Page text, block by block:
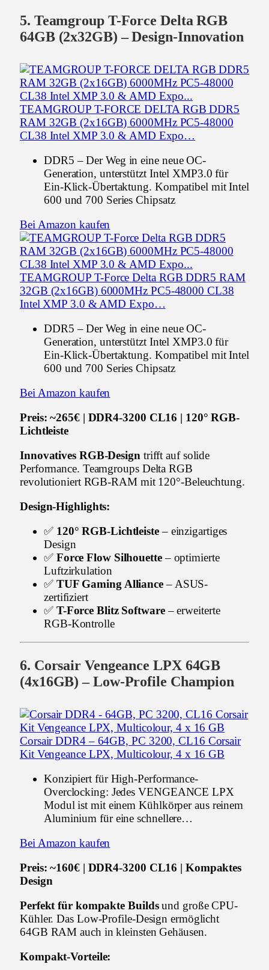
5. Teamgroup T-Force Delta RGB
64GB (2x32GB) – Design-Innovation
TEAMGROUP T-FORCE DELTA RGB DDR5
RAM 32GB (2x16GB) 6000MHz PC5-48000
CL38 Intel XMP 3.0 & AMD Expo…
DDR5 – Der Weg in eine neue OC-
Generation, unterstützt Intel XMP3.0 für
Ein-Klick-Übertaktung. Kompatibel mit Intel
600 und 700 Series Chipsatz
Bei Amazon kaufen
TEAMGROUP T-Force Delta RGB DDR5 RAM
32GB (2x16GB) 6000MHz PC5-48000 CL38
Intel XMP 3.0 & AMD Expo…
DDR5 – Der Weg in eine neue OC-
Generation, unterstützt Intel XMP3.0 für
Ein-Klick-Übertaktung. Kompatibel mit Intel
600 und 700 Series Chipsatz
Bei Amazon kaufen
Preis: ~265€ | DDR4-3200 CL16 | 120° RGB-
Lichtleiste
Innovatives RGB-Designtrifft auf solide
Performance. Teamgroups Delta RGB
revolutioniert RGB-RAM mit 120°-Beleuchtung.
Design-Highlights:
✅ 120° RGB-Lichtleiste– einzigartiges
Design
✅ Force Flow Silhouette– optimierte
Luftzirkulation
✅ TUF Gaming Alliance– ASUS-
zertifiziert
✅ T-Force Blitz Software– erweiterte
RGB-Kontrolle
6. Corsair Vengeance LPX 64GB
(4x16GB) – Low-Profile Champion
Corsair DDR4 – 64GB, PC 3200, CL16 Corsair
Kit Vengeance LPX, Multicolour, 4 x 16 GB
Konzipiert für High-Performance-
Overclocking: Jedes VENGEANCE LPX
Modul ist mit einem Kühlkörper aus reinem
Aluminium für eine schnellere…
Bei Amazon kaufen
Preis: ~160€ | DDR4-3200 CL16 | Kompaktes
Design
Perfekt für kompakte Buildsund große CPU-
Kühler. Das Low-Profile-Design ermöglicht
64GB RAM auch in kleinsten Gehäusen.
Kompakt-Vorteile: